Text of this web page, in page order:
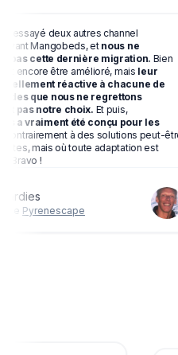
essayé deux autres channel
Mangobeds, etnous ne
pas cette dernière migration.Bien
encore être amélioré, maisleur
tellement réactive à chacune de
que nous ne regrettons
pas notre choix.Et puis,
a vraiment été conçu pour les
à des solutions peut-être
mais où toute adaptation est
Bravo !
Pyrenescape